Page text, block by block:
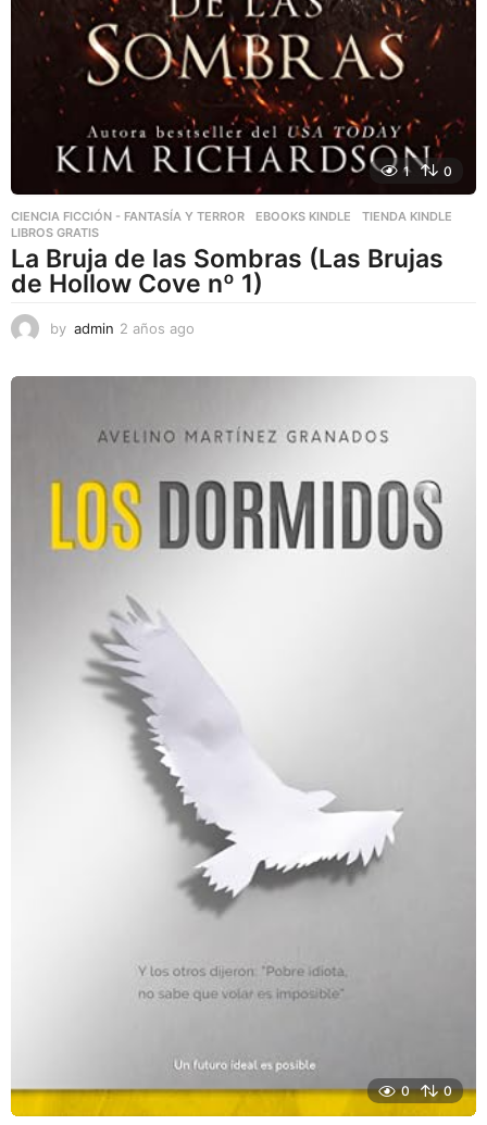
1 0
CIENCIA FICCIÓN - FANTASÍA Y TERROR ,EBOOKS KINDLE ,TIENDA KINDLE
LIBROS GRATIS
La Bruja de las Sombras (Las Brujas
de Hollow Cove nº 1)
by admin 2 años ago
a
0 0